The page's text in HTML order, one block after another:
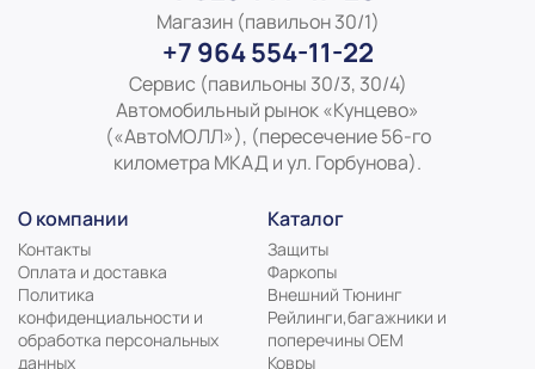
Магазин (павильон 30/1)
+7 964 554-11-22
Сервис (павильоны 30/3, 30/4)
Автомобильный рынок «Кунцево»
(«АвтоМОЛЛ»), (пересечение 56-го
километра МКАД и ул. Горбунова).
О компании
Контакты
Оплата и доставка
Политика
конфиденциальности и
обработка персональных
данных
Каталог
Защиты
Фаркопы
Внешний Тюнинг
Рейлинги,багажники и
поперечины ОЕМ
Ковры